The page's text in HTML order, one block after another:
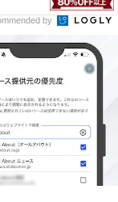
by